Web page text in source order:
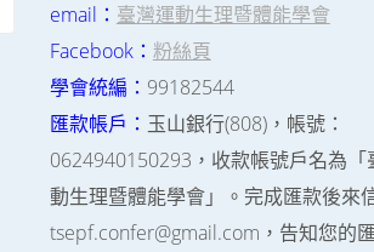
email： 臺灣運動生理暨體能學會
Facebook： 粉絲頁
學會統編： 99182544
匯款帳戶： 玉山銀行(808)，帳號：
0624940150293，收款帳號戶名為「
動生理暨體能學會」。完成匯款後來
tsepf.confer@gmail.com，告知您的